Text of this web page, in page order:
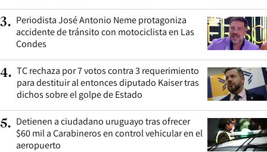
3. Periodista José Antonio Neme protagoniza
accidente de tránsito con motociclista en Las
Condes
4. TC rechaza por 7 votos contra 3 requerimiento
para destituir al entonces diputado Kaiser tras
dichos sobre el golpe de Estado
5. Detienen a ciudadano uruguayo tras ofrecer
$60 mil a Carabineros en control vehicular en el
aeropuerto